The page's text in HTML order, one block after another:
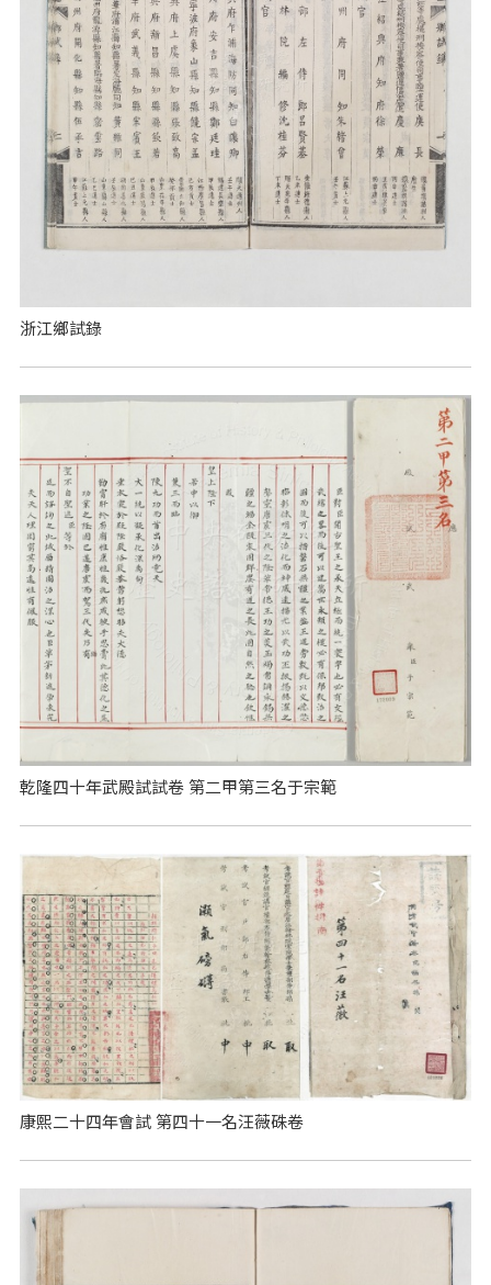
浙江鄉試錄
乾隆四十年武殿試試卷 第二甲第三名于宗範
康熙二十四年會試 第四十一名汪薇硃卷